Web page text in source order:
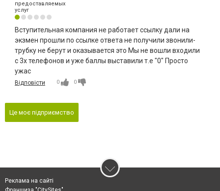
предоставляемых
услуг
Вступительная компания не работает ссылку дали на
экзмен прошли по ссылке ответа не получили звонили-
трубку не берут и оказывается это Мы не вошли входили
с 3х телефонов и уже баллы выставили т.е "0" Просто
ужас
Відповісти 0 0
Це моє підприємство
Реклама на сайті